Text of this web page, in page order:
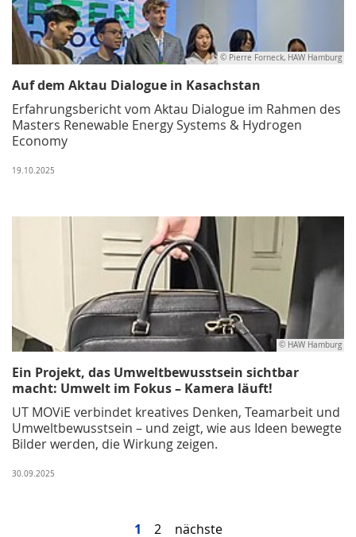
© Pierre Forneck, HAW Hamburg
Auf dem Aktau Dialogue in Kasachstan
Erfahrungsbericht vom Aktau Dialogue im Rahmen des
Masters Renewable Energy Systems & Hydrogen
Economy
19.10.2025
© HAW Hamburg
Ein Projekt, das Umweltbewusstsein sichtbar
macht: Umwelt im Fokus – Kamera läuft!
UT MOViE verbindet kreatives Denken, Teamarbeit und
Umweltbewusstsein – und zeigt, wie aus Ideen bewegte
Bilder werden, die Wirkung zeigen.
30.09.2025
1 2 nächste